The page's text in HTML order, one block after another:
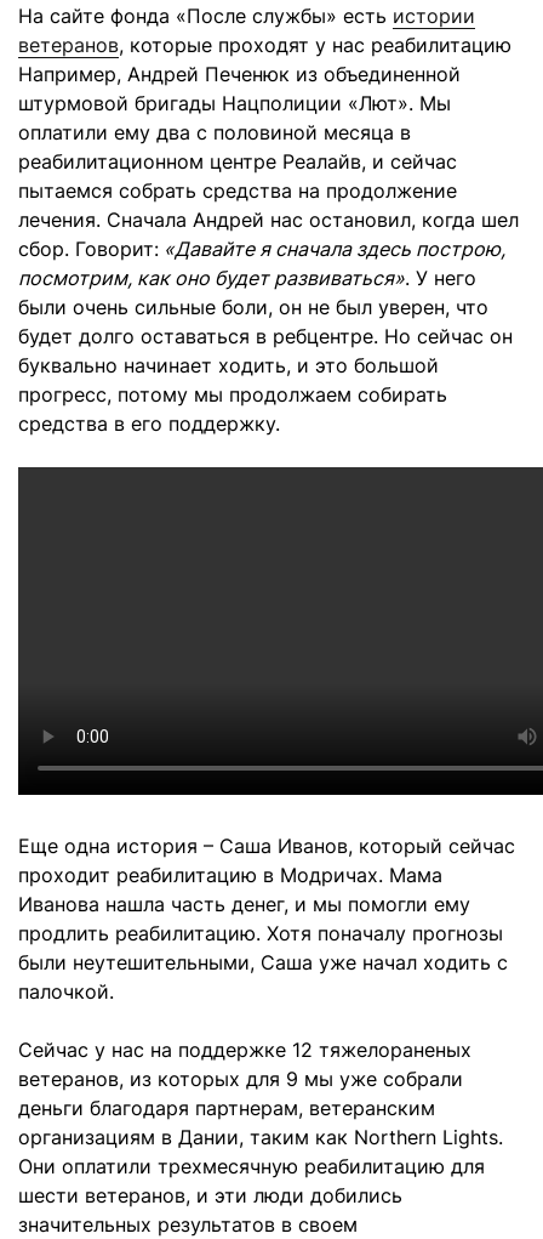
На сайте фонда «После службы» есть истории
ветеранов, которые проходят у нас реабилитацию
Например, Андрей Печенюк из объединенной
штурмовой бригады Нацполиции «Лют». Мы
оплатили ему два с половиной месяца в
реабилитационном центре Реалайв, и сейчас
пытаемся собрать средства на продолжение
лечения. Сначала Андрей нас остановил, когда шел
сбор. Говорит: «Давайте я сначала здесь построю,
посмотрим, как оно будет развиваться». У него
были очень сильные боли, он не был уверен, что
будет долго оставаться в ребцентре. Но сейчас он
буквально начинает ходить, и это большой
прогресс, потому мы продолжаем собирать
средства в его поддержку.
Еще одна история – Саша Иванов, который сейчас
проходит реабилитацию в Модричах. Мама
Иванова нашла часть денег, и мы помогли ему
продлить реабилитацию. Хотя поначалу прогнозы
были неутешительными, Саша уже начал ходить с
палочкой.
Сейчас у нас на поддержке 12 тяжелораненых
ветеранов, из которых для 9 мы уже собрали
деньги благодаря партнерам, ветеранским
организациям в Дании, таким как Northern Lights.
Они оплатили трехмесячную реабилитацию для
шести ветеранов, и эти люди добились
значительных результатов в своем